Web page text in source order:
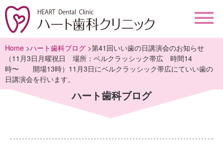
Home >ハート歯科ブログ >第41回いい歯の日講演会のお知らせ
（11月3日月曜祝日 場所：ベルクラッシック帯広 時間14
時〜 開場13時）11月3日にベルクラッシック帯広にていい歯の
日講演会を行います。
ハート歯科ブログ